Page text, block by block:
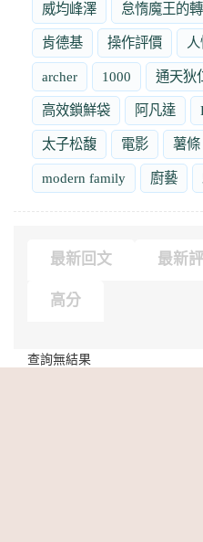
威均峰澤 怠惰魔王的
肯德基 操作評價
archer 1000 通天狄
高效鎖鮮袋 阿凡達
太子松馥 電影 薯條
modern family 廚藝
最新回文 最新
高分
查詢無結果